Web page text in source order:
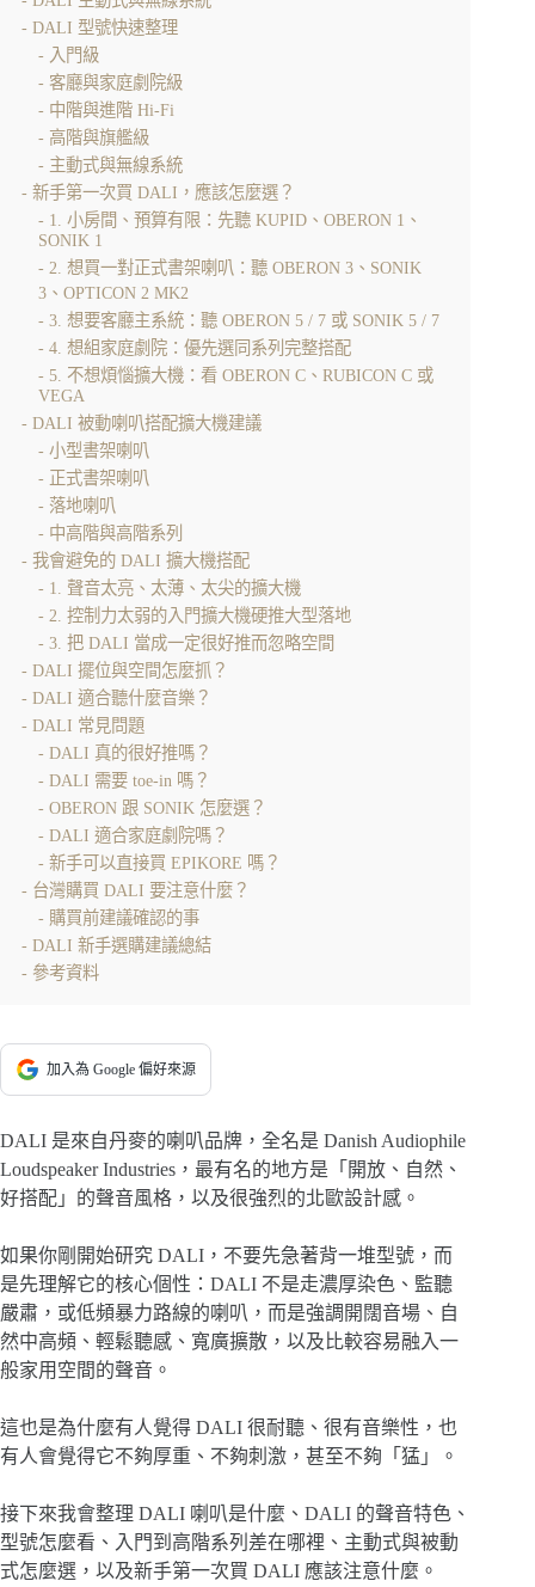
DALI 型號快速整理
入門級
客廳與家庭劇院級
中階與進階 Hi-Fi
高階與旗艦級
主動式與無線系統
新手第一次買 DALI，應該怎麼選？
1. 小房間、預算有限：先聽 KUPID、OBERON 1、
SONIK 1
2. 想買一對正式書架喇叭：聽 OBERON 3、SONIK
3、OPTICON 2 MK2
3. 想要客廳主系統：聽 OBERON 5 / 7 或 SONIK 5 / 7
4. 想組家庭劇院：優先選同系列完整搭配
5. 不想煩惱擴大機：看 OBERON C、RUBICON C 或
VEGA
DALI 被動喇叭搭配擴大機建議
小型書架喇叭
正式書架喇叭
落地喇叭
中高階與高階系列
我會避免的 DALI 擴大機搭配
1. 聲音太亮、太薄、太尖的擴大機
2. 控制力太弱的入門擴大機硬推大型落地
3. 把 DALI 當成一定很好推而忽略空間
DALI 擺位與空間怎麼抓？
DALI 適合聽什麼音樂？
DALI 常見問題
DALI 真的很好推嗎？
DALI 需要 toe-in 嗎？
OBERON 跟 SONIK 怎麼選？
DALI 適合家庭劇院嗎？
新手可以直接買 EPIKORE 嗎？
台灣購買 DALI 要注意什麼？
購買前建議確認的事
DALI 新手選購建議總結
參考資料
加入為 Google 偏好來源
DALI 是來自丹麥的喇叭品牌，全名是 Danish Audiophile
Loudspeaker Industries，最有名的地方是「開放、自然、
好搭配」的聲音風格，以及很強烈的北歐設計感。
如果你剛開始研究 DALI，不要先急著背一堆型號，而
是先理解它的核心個性：DALI 不是走濃厚染色、監聽
嚴肅，或低頻暴力路線的喇叭，而是強調開闊音場、自
然中高頻、輕鬆聽感、寬廣擴散，以及比較容易融入一
般家用空間的聲音。
這也是為什麼有人覺得 DALI 很耐聽、很有音樂性，也
有人會覺得它不夠厚重、不夠刺激，甚至不夠「猛」。
接下來我會整理 DALI 喇叭是什麼、DALI 的聲音特色、
型號怎麼看、入門到高階系列差在哪裡、主動式與被動
式怎麼選，以及新手第一次買 DALI 應該注意什麼。